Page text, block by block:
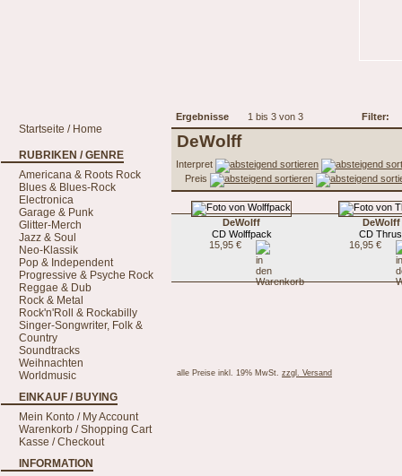
Ergebnisse 1 bis 3 von 3 Filter:
Startseite / Home
RUBRIKEN / GENRE
Americana & Roots Rock
Blues & Blues-Rock
Electronica
Garage & Punk
Glitter-Merch
Jazz & Soul
Neo-Klassik
Pop & Independent
Progressive & Psyche Rock
Reggae & Dub
Rock & Metal
Rock'n'Roll & Rockabilly
Singer-Songwriter, Folk &
Country
Soundtracks
Weihnachten
Worldmusic
EINKAUF / BUYING
Mein Konto / My Account
Warenkorb / Shopping Cart
Kasse / Checkout
INFORMATION
DeWolff
Interpret
Preis
DeWolff
CD Wolffpack
15,95 €
DeWolff
CD
16,95 €
alle Preise inkl. 19% MwSt. zzgl. Versand